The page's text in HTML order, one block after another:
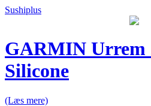
Sushiplus
GARMIN Urrem
Silicone
(Læs mere)